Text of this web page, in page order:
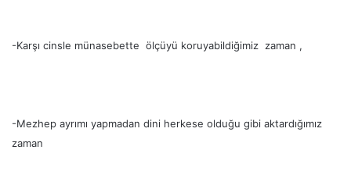
-Karşı cinsle münasebette ölçüyü koruyabildiğimiz zaman ,
-Mezhep ayrımı yapmadan dini herkese olduğu gibi aktardığımız
zaman